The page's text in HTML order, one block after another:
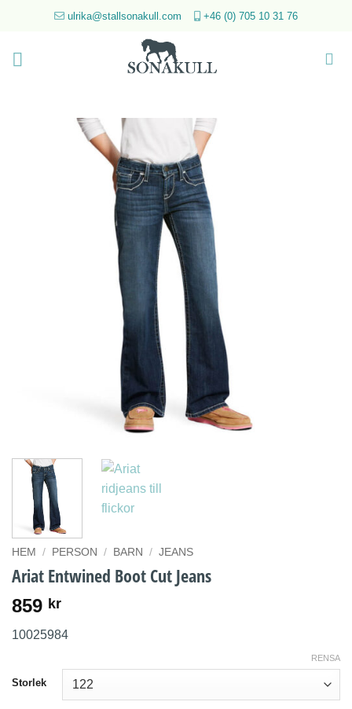
ulrika@stallsonakull.com +46 (0) 705 10 31 76
HEM / PERSON / BARN / JEANS
Ariat Entwined Boot Cut Jeans
859 kr
10025984
Storlek
RENSA